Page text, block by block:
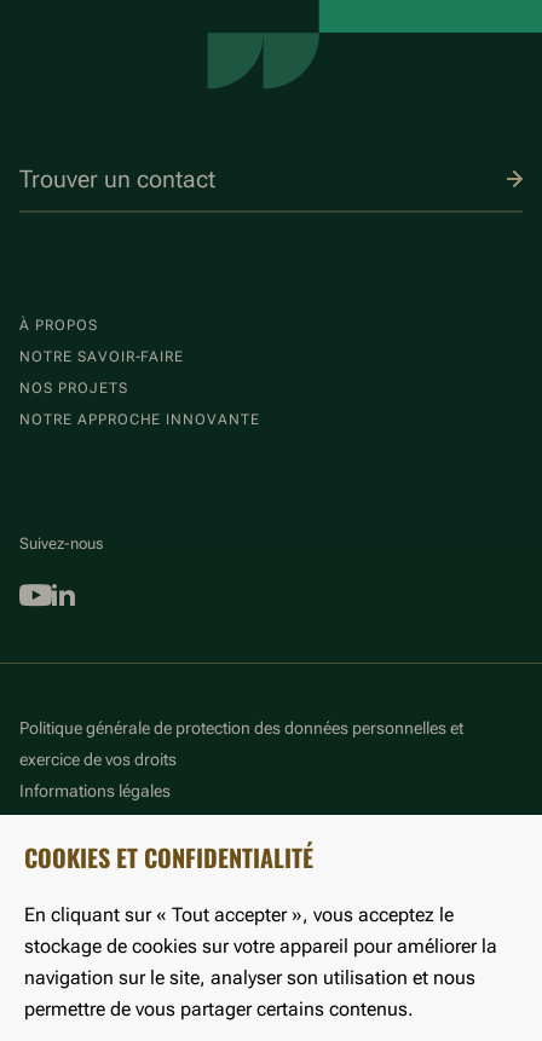
Trouver un contact
À PROPOS
NOTRE SAVOIR-FAIRE
NOS PROJETS
NOTRE APPROCHE INNOVANTE
Suivez-nous
Youtube
Linkedin
Politique générale de protection des données personnelles et
exercice de vos droits
Informations légales
Accessibilité : partiellement conforme
©LFB 2024
COOKIES ET CONFIDENTIALITÉ
En cliquant sur « Tout accepter », vous acceptez le
stockage de cookies sur votre appareil pour améliorer la
navigation sur le site, analyser son utilisation et nous
permettre de vous partager certains contenus.